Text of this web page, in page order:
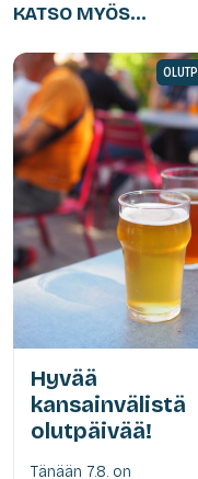
KATSO MYÖS...
Hyvää
kansainvälistä
olutpäivää!
Tänään 7.8. on